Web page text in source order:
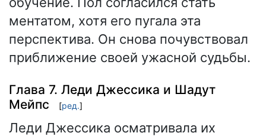
ментатом, хотя его пугала эта
перспектива. Он снова почувствовал
приближение своей ужасной судьбы.
Глава 7. Леди Джессика и Шадут
Мейпс
[ред.]
Леди Джессика осматривала их